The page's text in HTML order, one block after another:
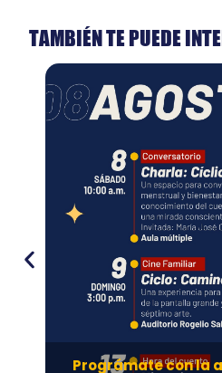
TAMBIÉN TE PUEDE
Prográmate con la